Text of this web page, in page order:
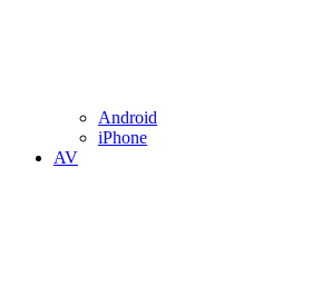
Android
iPhone
AV